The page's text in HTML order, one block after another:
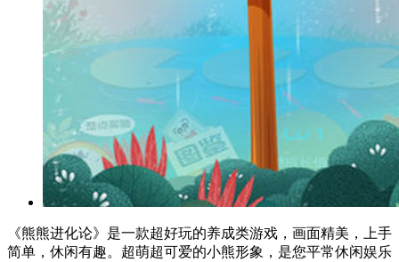
《熊熊进化论》是一款超好玩的养成类游戏，画面精美，上手
简单，休闲有趣。超萌超可爱的小熊形象，是您平常休闲娱乐